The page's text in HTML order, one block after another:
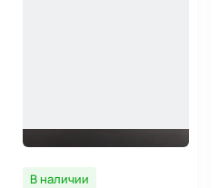
В наличии